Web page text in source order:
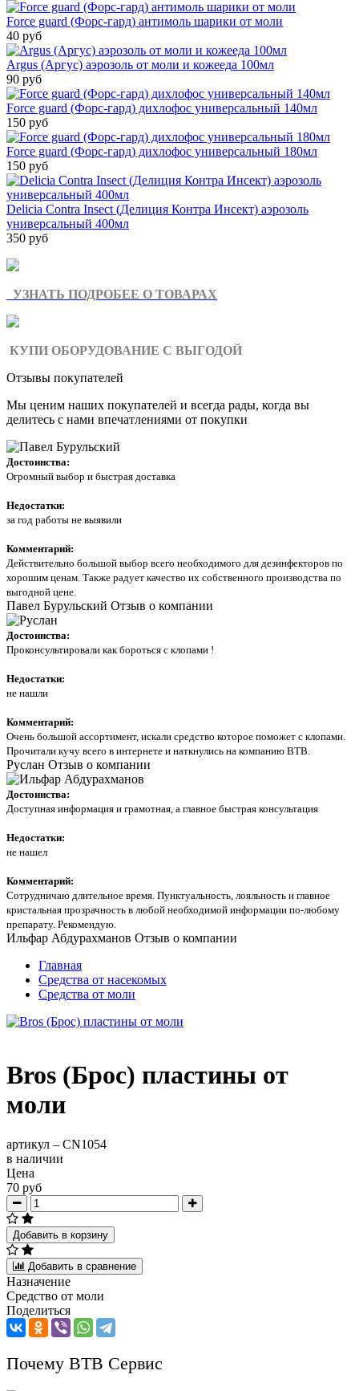
Force guard (Форс-гард) антимоль шарики от моли
40 руб
Argus (Аргус) аэрозоль от моли и кожееда 100мл
90 руб
Force guard (Форс-гард) дихлофос универсальный 140мл
150 руб
Force guard (Форс-гард) дихлофос универсальный 180мл
150 руб
Delicia Contra Insect (Делиция Контра Инсект) аэрозоль
универсальный 400мл
350 руб
УЗНАТЬ ПОДРОБЕЕ О ТОВАРАХ
КУПИ ОБОРУДОВАНИЕ С ВЫГОДОЙ
Отзывы покупателей
Мы ценим наших покупателей и всегда рады, когда вы
делитесь с нами впечатлениями от покупки
Достоинства:
Огромный выбор и быстрая доставка
Недостатки:
за год работы не выявили
Комментарий:
Действительно большой выбор всего необходимого для дезинфекторов по
хорошим ценам. Также радует качество их собственного производства по
выгодной цене.
Павел Бурульский Отзыв о компании
Достоинства:
Проконсультировали как бороться с клопами !
Недостатки:
не нашли
Комментарий:
Очень большой ассортимент, искали средство которое поможет с клопами.
Прочитали кучу всего в интернете и наткнулись на компанию ВТВ.
Руслан Отзыв о компании
Достоинства:
Доступная информация и грамотная, а главное быстрая консультация
Недостатки:
не нашел
Комментарий:
Сотрудничаю длительное время. Пунктуальность, лояльность и главное
кристальная прозрачность в любой необходимой информации по-любому
препарату. Рекомендую.
Ильфар Абдурахманов Отзыв о компании
Главная
Средства от насекомых
Средства от моли
Bros (Брос) пластины от
моли
артикул – CN1054
в наличии
Цена
70 руб
Добавить в корзину
Добавить в сравнение
Назначение
Средство от моли
Поделиться
Почему ВТВ Сервис